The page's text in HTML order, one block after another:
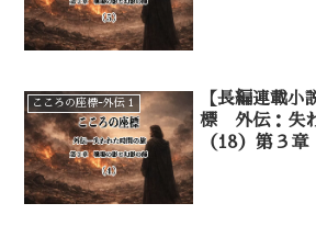
こころの座標ｰ外伝１
【長編連載小
標 外伝：失
（18）第３